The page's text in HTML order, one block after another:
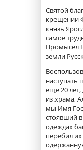
Святой
крещении
князь
самое
Промысел
земли
наступать
еще 20
из храма,
мы Имя
стоявший
одеждах
перебил